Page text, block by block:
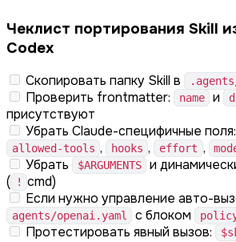
Чеклист портирования Skill
Codex
Скопировать папку Skill в
Проверить frontmatter:
name и
присутствуют
Убрать Claude-специфичные поля:
allowed-tools , hooks , effort ,
Убрать $ARGUMENTS
и
(
! cmd)
Если нужно управление авто-
agents/openai.yaml с блоком
Протестировать явный вызов: